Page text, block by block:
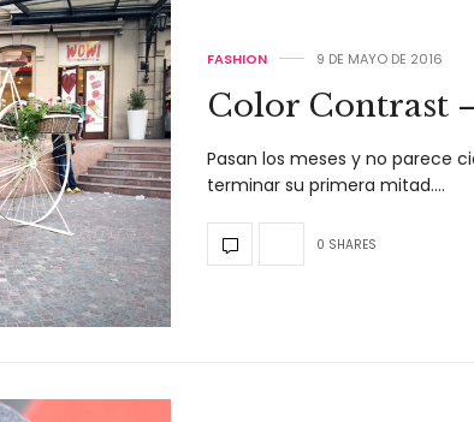
FASHION 9 DE MAYO DE 2016
Color Contrast
Pasan los meses y no parece
terminar su primera mitad.…
0 SHARES